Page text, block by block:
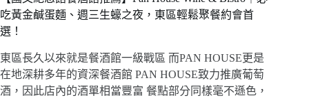
吃黃金鹹蛋麵、週三生蠔之夜，東區輕鬆聚餐約會首
選！
東區長久以來就是餐酒館一級戰區 而PAN HOUSE更是
在地深耕多年的資深餐酒館 PAN HOUSE致力推廣葡萄
酒，因此店內的酒單相當豐富 餐點部分同樣毫不遜色，